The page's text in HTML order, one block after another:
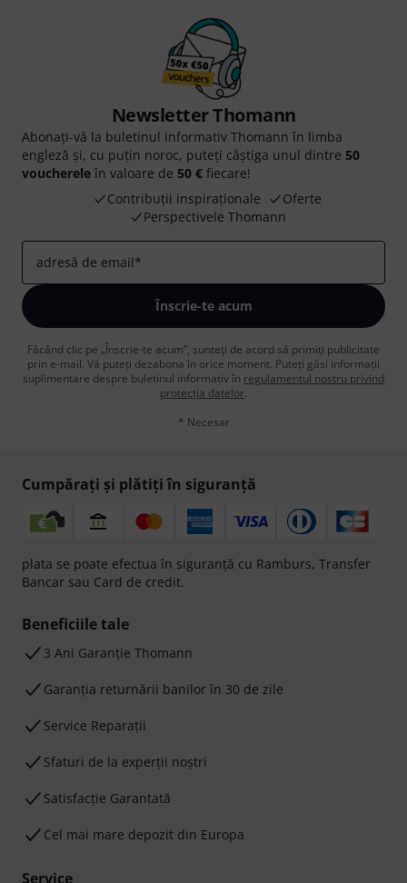
Newsletter Thomann
Abonați-vă la buletinul informativ Thomann în limba
engleză și, cu puțin noroc, puteți câștiga unul dintre 50
voucherele în valoare de 50 € fiecare!
Contribuții inspiraționale
Oferte
Perspectivele Thomann
adresă de email*
Înscrie-te acum
Făcând clic pe „Înscrie-te acum”, sunteți de acord să primiți publicitate
prin e-mail. Vă puteți dezabona în orice moment. Puteți găsi informații
suplimentare despre buletinul informativ în regulamentul nostru privind
protecția datelor.
* Necesar
Cumpărați și plătiți în siguranță
plata se poate efectua în siguranță cu Ramburs, Transfer
Bancar sau Card de credit.
Beneficiile tale
3 Ani Garanție Thomann
Garanţia returnării banilor în 30 de zile
Service Reparații
Sfaturi de la experții noștri
Satisfacție Garantată
Cel mai mare depozit din Europa
Service